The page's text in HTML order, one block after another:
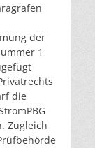
der
1
die
Zugleich